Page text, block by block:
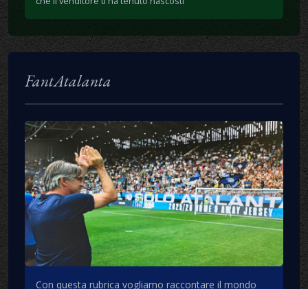
FantAtalanta
Con questa rubrica vogliamo raccontare il mondo